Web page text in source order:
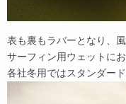
表も裏もラバーとなり、
サーフィン用ウェットにお
各社冬用ではスタンダー